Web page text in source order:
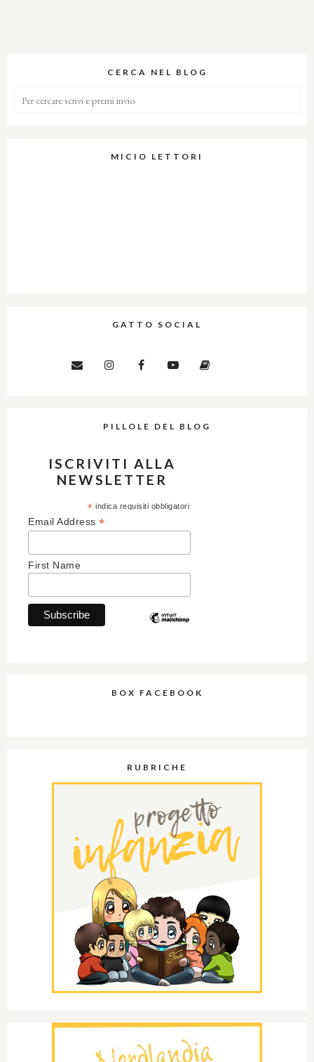
CERCA NEL BLOG
MICIO LETTORI
GATTO SOCIAL
PILLOLE DEL BLOG
ISCRIVITI ALLA
NEWSLETTER
* indica requisiti obbligatori
Email Address *
First Name
BOX FACEBOOK
RUBRICHE